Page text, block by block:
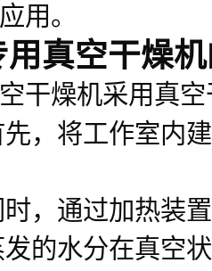
用。
用真空干燥
干燥机采用真
先，将工作室内
时，通过加热装
发的水分在真空